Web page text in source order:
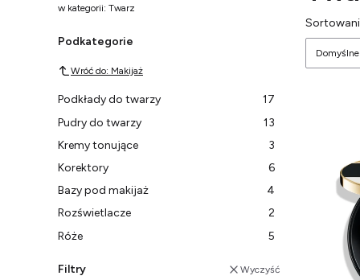
w kategorii: Twarz
Podkategorie
Wróć do: Makijaż
Podkłady do twarzy
17
Pudry do twarzy
13
Kremy tonujące
3
Korektory
6
Bazy pod makijaż
4
Rozświetlacze
2
Róże
5
Filtry Wyczyść
Lista
Domyślne